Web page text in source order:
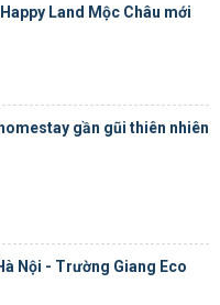
Land Mộc Châu mới
gần gũi thiên nhiên
Nội - Trường Giang Eco